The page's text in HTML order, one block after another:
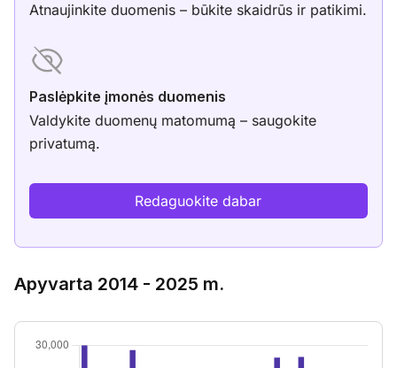
Atnaujinkite duomenis – būkite skaidrūs ir patikimi.
Paslėpkite įmonės duomenis
Valdykite duomenų matomumą – saugokite
privatumą.
Redaguokite dabar
Apyvarta 2014 - 2025 m.